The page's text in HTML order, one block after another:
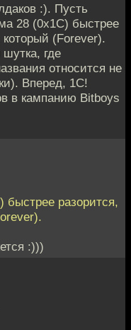
:). Пусть
28 (0x1C) быстрее
(Forever).
где
относится не
Вперед, 1С!
в кампанию Bitboys
разорится,
:)))